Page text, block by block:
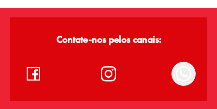
Contate-nos pelos canais: